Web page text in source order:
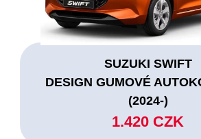
SUZUKI SWIFT
DESIGN GUMOVÉ
(2024-)
1.420 CZK